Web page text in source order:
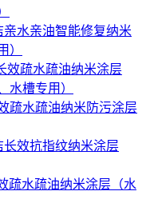
亲水亲油智能修复纳米
）
效疏水疏油纳米涂层
水槽专用）
疏水疏油纳米防污涂层
长效抗指纹纳米涂层
疏水疏油纳米涂层（水